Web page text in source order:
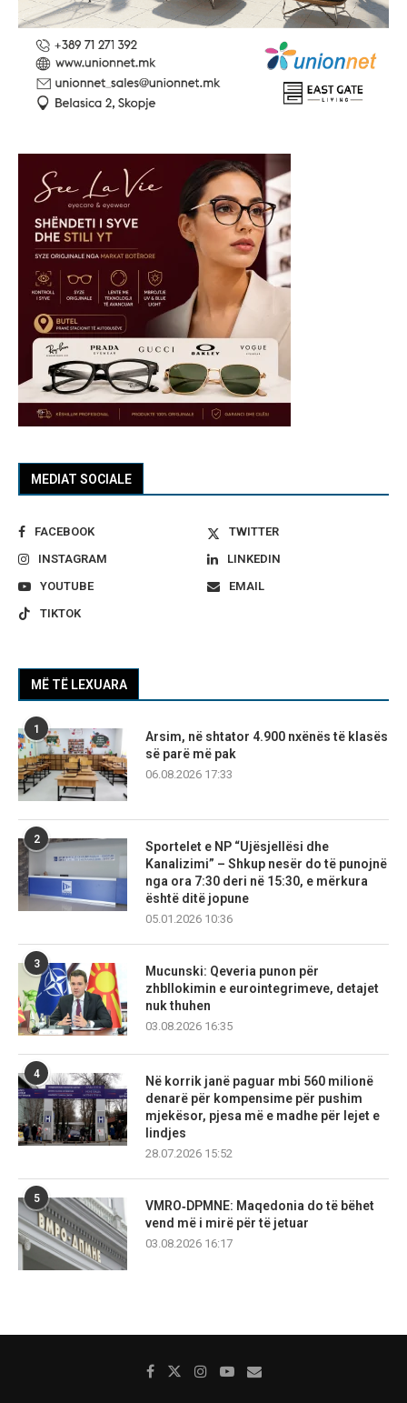
MEDIAT SOCIALE
FACEBOOK
TWITTER
INSTAGRAM
LINKEDIN
YOUTUBE
EMAIL
TIKTOK
MË TË LEXUARA
1
Arsim, në shtator 4.900 nxënës të klasës
së parë më pak
06.08.2026 17:33
2
Sportelet e NP “Ujësjellësi dhe
Kanalizimi” – Shkup nesër do të punojnë
nga ora 7:30 deri në 15:30, e mërkura
është ditë jopune
05.01.2026 10:36
3
Mucunski: Qeveria punon për
zhbllokimin e eurointegrimeve, detajet
nuk thuhen
03.08.2026 16:35
4
Në korrik janë paguar mbi 560 milionë
denarë për kompensime për pushim
mjekësor, pjesa më e madhe për lejet e
lindjes
28.07.2026 15:52
5
VMRO‑DPMNE: Maqedonia do të bëhet
vend më i mirë për të jetuar
03.08.2026 16:17